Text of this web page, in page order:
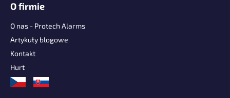
O firmie
O nas - Protech Alarms
Artykuły blogowe
Kontakt
Hurt